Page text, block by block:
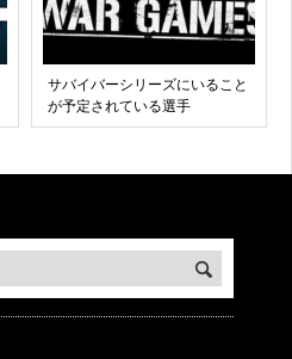
サバイバーシリーズにいること
が予定されている選手